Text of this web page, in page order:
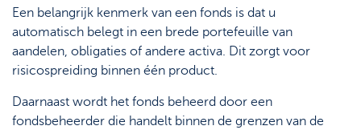
Een belangrijk kenmerk van een fonds is dat u
automatisch belegt in een brede portefeuille van
aandelen, obligaties of andere activa. Dit zorgt voor
risicospreiding binnen één product.
Daarnaast wordt het fonds beheerd door een
fondsbeheerder die handelt binnen de grenzen van de